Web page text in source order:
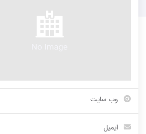
وب سایت
ایمیل